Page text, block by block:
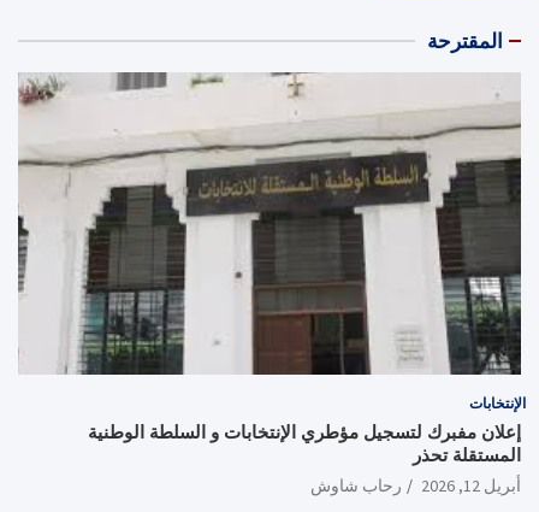
المقترحة
الإنتخابات
إعلان مفبرك لتسجيل مؤطري الإنتخابات و السلطة الوطنية
المستقلة تحذر
أبريل 12, 2026 رحاب شاوش